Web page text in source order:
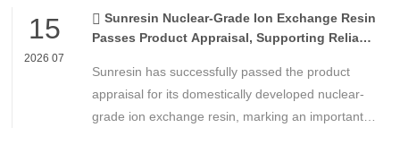
15
2026 07
Sunresin Nuclear-Grade Ion Exchange Resin
Passes Product Appraisal, Supporting Reliable
Sunresin has successfully passed the product
appraisal for its domestically developed nuclear-
grade ion exchange resin, marking an important